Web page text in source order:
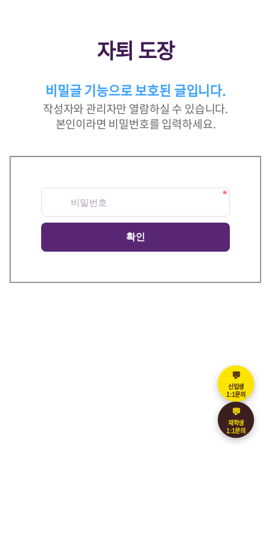
자퇴 도장
비밀글 기능으로 보호된 글입니다.
작성자와 관리자만 열람하실 수 있습니다.
본인이라면 비밀번호를 입력하세요.
💬
신입생
1:1문의
💬
재학생
1:1문의